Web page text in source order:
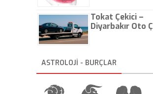
Tokat Çekici –
Diyarbakır Oto
ASTROLOJİ - BURÇLAR